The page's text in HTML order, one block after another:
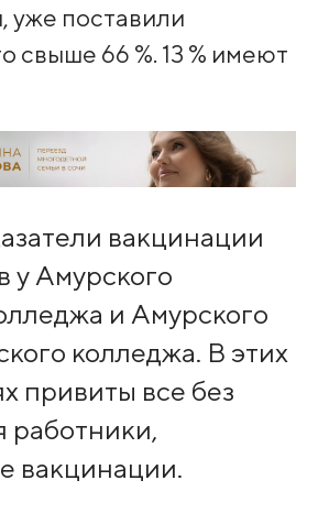
уже поставили
свыше 66 %. 13 % имеют
вакцинации
у Амурского
и Амурского
колледжа. В этих
привиты все без
работники,
вакцинации.